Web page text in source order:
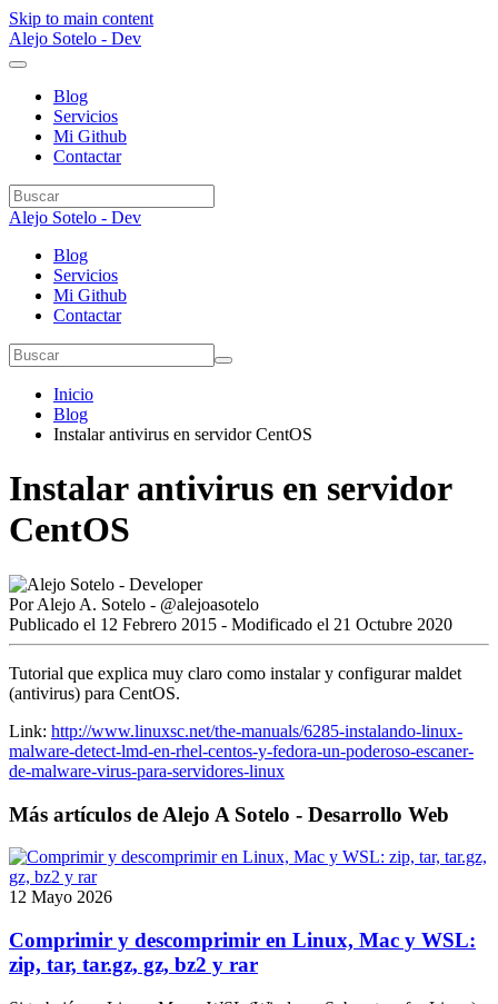
Skip to main content
Alejo Sotelo - Dev
Blog
Servicios
Mi Github
Contactar
Alejo Sotelo - Dev
Blog
Servicios
Mi Github
Contactar
Inicio
Blog
Instalar antivirus en servidor CentOS
Instalar antivirus en servidor
CentOS
PorAlejo A. Sotelo - @alejoasotelo
Publicado el 12 Febrero 2015 - Modificado el 21 Octubre 2020
Tutorial que explica muy claro como instalar y configurar maldet
(antivirus) para CentOS.
Link: http://www.linuxsc.net/the-manuals/6285-instalando-linux-
malware-detect-lmd-en-rhel-centos-y-fedora-un-poderoso-escaner-
de-malware-virus-para-servidores-linux
Más artículos de Alejo A Sotelo - Desarrollo Web
12 Mayo 2026
Comprimir y descomprimir en Linux, Mac y WSL:
zip, tar, tar.gz, gz, bz2 y rar